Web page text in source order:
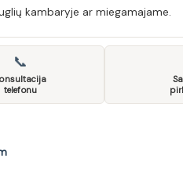
kambaryje ar miegamajame.
📞
telefonu